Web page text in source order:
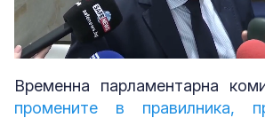
Unmute
25.30%
Временна парламентарна
промените в правилника,